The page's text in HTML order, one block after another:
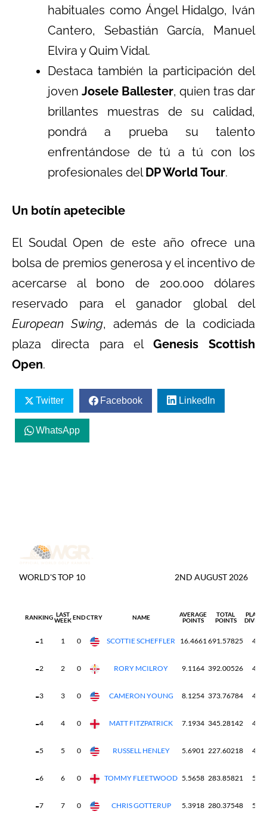
habituales como Ángel Hidalgo, Iván
Cantero, Sebastián García, Manuel
Elvira y Quim Vidal.
Destaca también la participación del
joven Josele Ballester, quien tras dar
brillantes muestras de su calidad,
pondrá a prueba su talento
enfrentándose de tú a tú con los
profesionales delDP World Tour.
Un botín apetecible
El Soudal Open de este año ofrece una
bolsa de premios generosa y el incentivo de
acercarse al bono de 200.000 dólares
reservado para el ganador global del
European Swing, además de la codiciada
plaza directa para elGenesis Scottish
Open.
Twitter Facebook LinkedIn
WhatsApp